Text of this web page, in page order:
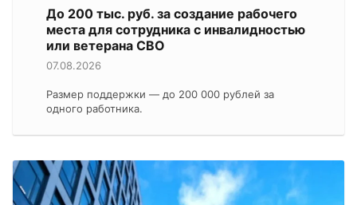
До 200 тыс. руб. за создание рабочего
места для сотрудника с инвалидностью
или ветерана СВО
07.08.2026
Размер поддержки — до 200 000 рублей за
одного работника.